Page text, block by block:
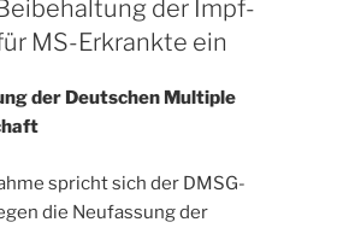
der Impf-
MS-Erkrankte ein
der Deutschen Multiple
spricht sich der DMSG-
die Neufassung der